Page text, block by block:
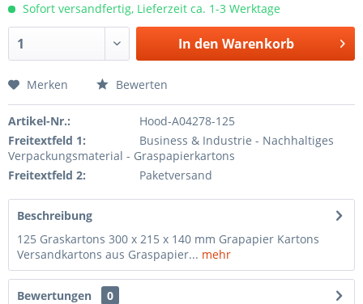
Sofort versandfertig, Lieferzeit ca. 1-3 Werktage
In den Warenkorb
Merken Bewerten
Artikel-Nr.:
Hood-A04278-125
Freitextfeld 1:
Business & Industrie - Nachhaltiges
Verpackungsmaterial - Graspapierkartons
Freitextfeld 2:
Paketversand
Beschreibung
125 Graskartons 300 x 215 x 140 mm Grapapier Kartons
Versandkartons aus Graspapier... mehr
Bewertungen
0